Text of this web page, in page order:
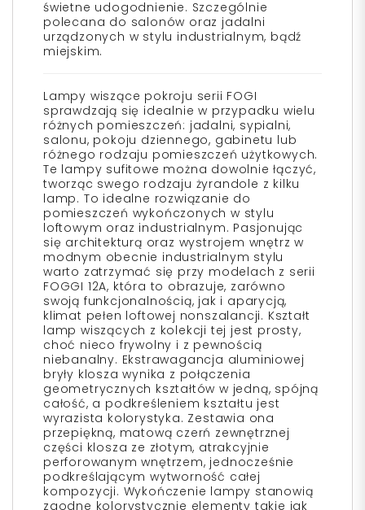
świetne udogodnienie. Szczególnie
polecana do salonów oraz jadalni
urządzonych w stylu industrialnym, bądź
miejskim.
Lampy wiszące pokroju serii FOGI
sprawdzają się idealnie w przypadku wielu
różnych pomieszczeń: jadalni, sypialni,
salonu, pokoju dziennego, gabinetu lub
różnego rodzaju pomieszczeń użytkowych.
Te lampy sufitowe można dowolnie łączyć,
tworząc swego rodzaju żyrandole z kilku
lamp. To idealne rozwiązanie do
pomieszczeń wykończonych w stylu
loftowym oraz industrialnym. Pasjonując
się architekturą oraz wystrojem wnętrz w
modnym obecnie industrialnym stylu
warto zatrzymać się przy modelach z serii
FOGGI 12A, która to obrazuje, zarówno
swoją funkcjonalnością, jak i aparycją,
klimat pełen loftowej nonszalancji. Kształt
lamp wiszących z kolekcji tej jest prosty,
choć nieco frywolny i z pewnością
niebanalny. Ekstrawagancja aluminiowej
bryły klosza wynika z połączenia
geometrycznych kształtów w jedną, spójną
całość, a podkreśleniem kształtu jest
wyrazista kolorystyka. Zestawia ona
przepiękną, matową czerń zewnętrznej
części klosza ze złotym, atrakcyjnie
perforowanym wnętrzem, jednocześnie
podkreślającym wytworność całej
kompozycji. Wykończenie lampy stanowią
zgodne kolorystycznie elementy takie jak